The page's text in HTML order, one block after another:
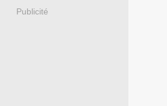
Publicité